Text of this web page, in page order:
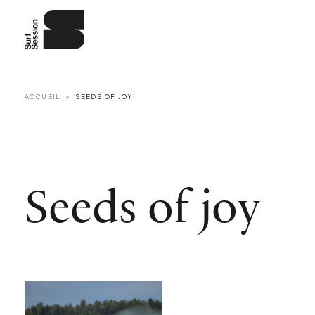
ACCUEIL SEEDS OF JOY
Seeds of joy